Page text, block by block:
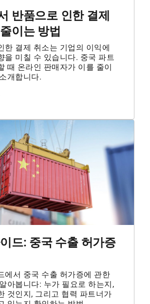
반품으로 인한 결제
이는 방법
한 결제 취소는 기업의 이익에
을 미칠 수 있습니다. 중국 파트
때 온라인 판매자가 이를 줄이
개합니다.
드: 중국 수출 허가증
에서 중국 수출 허가증에 관한
아봅니다: 누가 필요로 하는지,
것인지, 그리고 협력 파트너가